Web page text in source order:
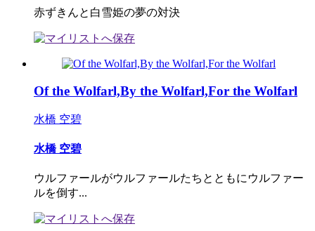
赤ずきんと白雪姫の夢の対決
Of the Wolfarl,By the Wolfarl,For the Wolfarl
水橋 空碧
水橋 空碧
ウルファールがウルファールたちとともにウルファー
ルを倒す...